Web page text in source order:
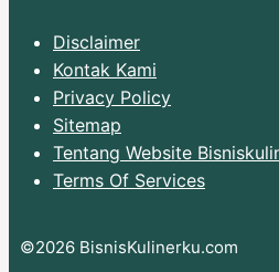
Disclaimer
Kontak Kami
Privacy Policy
Sitemap
Tentang Website
Terms Of Services
©2026 BisnisKulinerku.com